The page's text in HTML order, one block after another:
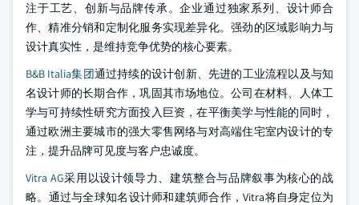
注于工艺、创新与品牌传承。企业通过独家系列、设计师合
作、精准分销和定制化服务实现差异化。强劲的区域影响力与
设计真实性，是维持竞争优势的核心要素。
B&B Italia集团通过持续的设计创新、先进的工业流程以及与知
名设计师的长期合作，巩固其市场地位。公司在材料、人体工
学与可持续性研究方面投入巨资，在平衡美学与性能的同时，
通过欧洲主要城市的强大零售网络与对高端住宅室内设计的专
注，提升品牌可见度与客户忠诚度。
Vitra AG采用以设计领导力、建筑整合与品牌叙事为核心的战
略。通过与全球知名设计师和建筑师合作，Vitra将自身定位为